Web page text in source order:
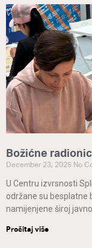
Božićne
December 23, 2025 No
U Centru izvrsnosti
održane su besplatne
namijenjene široj
Pročitaj više